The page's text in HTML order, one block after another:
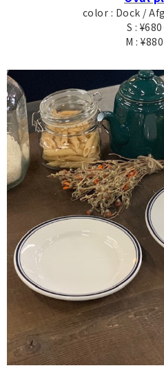
color : Dock /
S :
M :